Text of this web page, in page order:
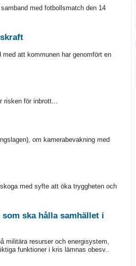
med fotbollsmatch den 14
att kommunen har genomfört en
risken för inbrott...
om kamerabevakning med
med syfte att öka tryggheten och
ska hålla samhället i
militära resurser och energisystem,
funktioner i kris lämnas obesv..